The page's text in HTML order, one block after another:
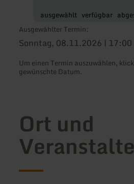
ausgewählt verfügbar
Ausgewählter Termin:
Sonntag, 08.11.2026 | 17:00
Um einen Termin auszuwählen,
gewünschte Datum.
Ort und